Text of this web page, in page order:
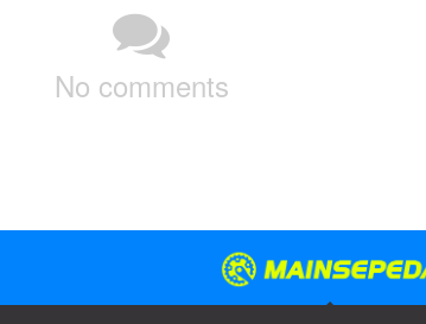
No comments